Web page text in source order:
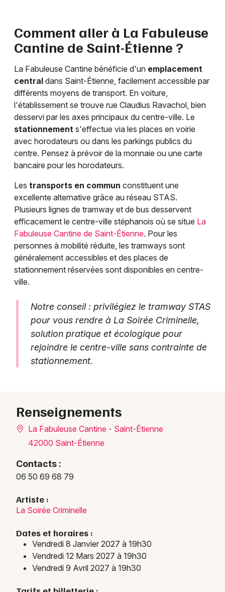
Comment aller à La Fabuleuse
Cantine de Saint-Étienne ?
La Fabuleuse Cantine bénéficie d'un emplacement
central dans Saint-Étienne, facilement accessible par
différents moyens de transport. En voiture,
l'établissement se trouve rue Claudius Ravachol, bien
desservi par les axes principaux du centre-ville. Le
stationnement s'effectue via les places en voirie
avec horodateurs ou dans les parkings publics du
centre. Pensez à prévoir de la monnaie ou une carte
bancaire pour les horodateurs.
Les transports en commun constituent une
excellente alternative grâce au réseau STAS.
Plusieurs lignes de tramway et de bus desservent
efficacement le centre-ville stéphanois où se situe La
Fabuleuse Cantine de Saint-Étienne. Pour les
personnes à mobilité réduite, les tramways sont
généralement accessibles et des places de
stationnement réservées sont disponibles en centre-
ville.
Notre conseil : privilégiez le tramway STAS
pour vous rendre à La Soirée Criminelle,
solution pratique et écologique pour
rejoindre le centre-ville sans contrainte de
stationnement.
Renseignements
La Fabuleuse Cantine - Saint-Étienne
42000 Saint-Étienne
Contacts :
06 50 69 68 79
Artiste :
La Soirée Criminelle
Dates et horaires :
Vendredi 8 Janvier 2027 à 19h30
Vendredi 12 Mars 2027 à 19h30
Vendredi 9 Avril 2027 à 19h30